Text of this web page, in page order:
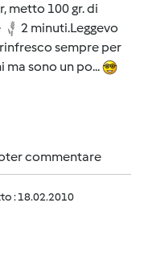
metto 100 gr. di
2 minuti.Leggevo
sempre per
sono un po...
commentare
: 18.02.2010